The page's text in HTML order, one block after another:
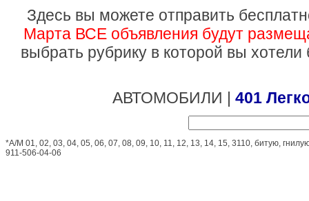
Здесь вы можете отправить
Марта ВСЕ объявления будут
выбрать рубрику в которой вы
АВТОМОБИЛИ | 401
*А/М 01, 02, 03, 04, 05, 06, 07, 08, 09, 10, 11, 12, 13, 14, 15, 3110, битую,
911-506-04-06